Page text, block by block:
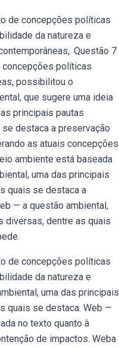
de concepções políticas
da natureza e
Questão 7
concepções políticas
possibilitou o
que sugere uma ideia
principais pautas
destaca a preservação
as atuais concepções
ambiente está baseada
uma das principais
quais se destaca a
— a questão ambiental,
diversas, dentre as quais
de concepções políticas
da natureza e
uma das principais
quais se destaca. Web —
no texto quanto à
de impactos. Weba